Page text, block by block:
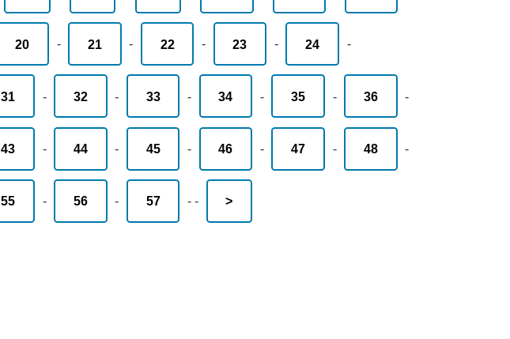
20 - 21 - 22 - 23 - 24 -
31 - 32 - 33 - 34 - 35 - 36 -
43 - 44 - 45 - 46 - 47 - 48 -
55 - 56 - 57 - - >